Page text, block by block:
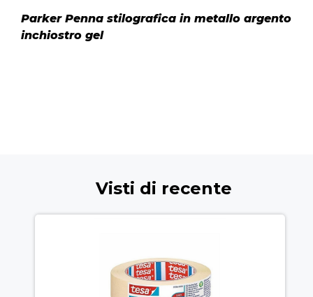
Parker Penna stilografica in metallo argento
inchiostro gel
Visti di recente